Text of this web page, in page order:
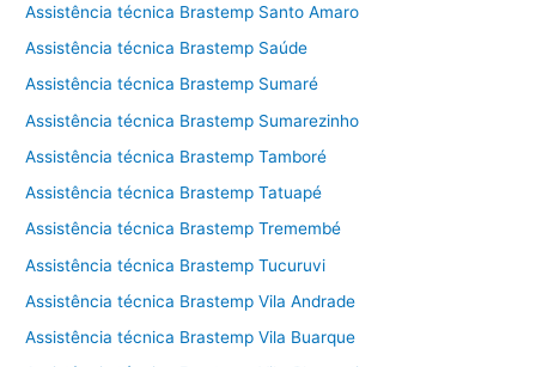
Assistência técnica Brastemp Santo Amaro
Assistência técnica Brastemp Saúde
Assistência técnica Brastemp Sumaré
Assistência técnica Brastemp Sumarezinho
Assistência técnica Brastemp Tamboré
Assistência técnica Brastemp Tatuapé
Assistência técnica Brastemp Tremembé
Assistência técnica Brastemp Tucuruvi
Assistência técnica Brastemp Vila Andrade
Assistência técnica Brastemp Vila Buarque